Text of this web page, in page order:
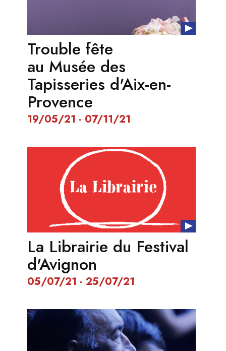
Trouble fête
au Musée des
Tapisseries d'Aix-en-
Provence
19/05/21 - 07/11/21
La Librairie du Festival
d'Avignon
05/07/21 - 25/07/21